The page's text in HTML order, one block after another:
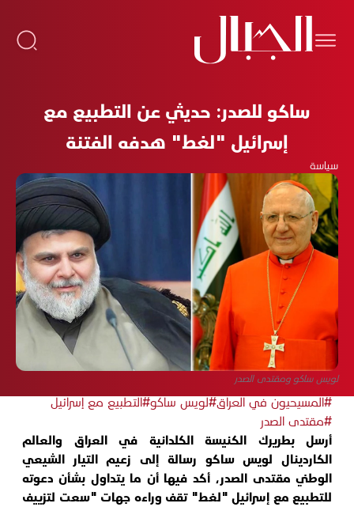
ساكو للصدر: حديثي عن التطبيع مع
إسرائيل "لغط" هدفه الفتنة
سياسة
لويس ساكو ومقتدى الصدر
#المسيحيون في العراق#لويس ساكو#التطبيع مع إسرائيل
#مقتدى الصدر
أرسل بطريرك الكنيسة الكلدانية في العراق والعالم
الكاردينال لويس ساكو رسالة إلى زعيم التيار الشيعي
الوطني مقتدى الصدر، أكد فيها أن ما يتداول بشأن دعوته
للتطبيع مع إسرائيل "لغط" تقف وراءه جهات "سعت لتزييف